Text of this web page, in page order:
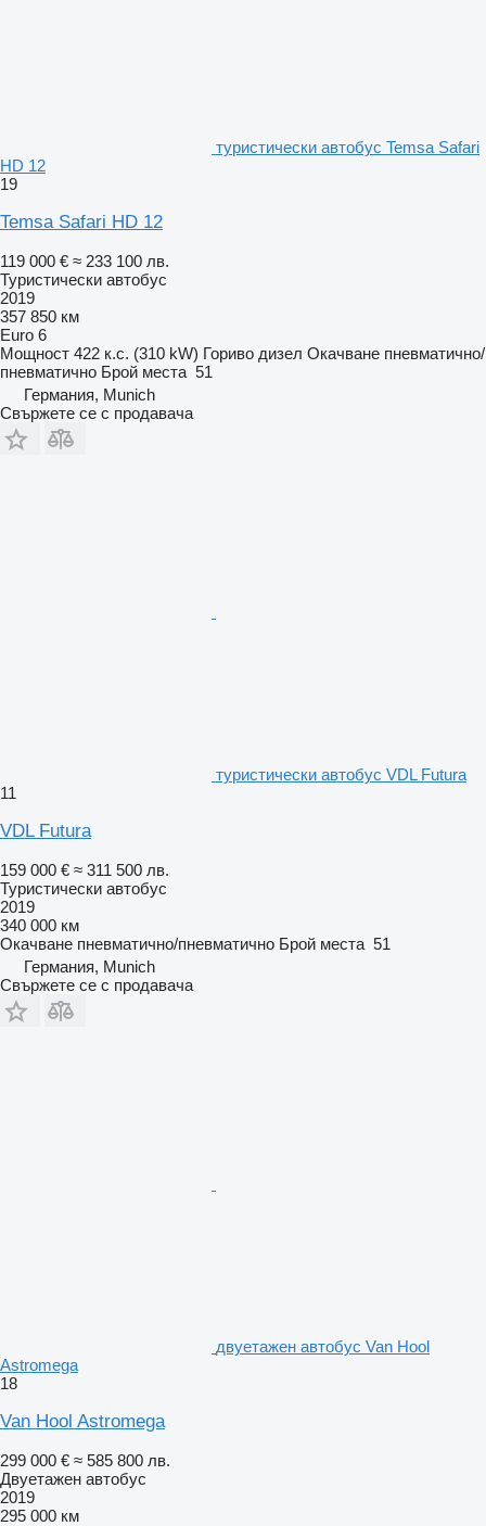
туристически автобус Temsa Safari
HD 12
19
Temsa Safari HD 12
119 000 € ≈ 233 100 лв.
Туристически автобус
2019
357 850 км
Euro 6
Мощност 422 к.с. (310 kW) Гориво дизел Окачване пневматично/
пневматично Брой места 51
Германия, Munich
Свържете се с продавача
туристически автобус VDL Futura
11
VDL Futura
159 000 € ≈ 311 500 лв.
Туристически автобус
2019
340 000 км
Окачване пневматично/пневматично Брой места 51
Германия, Munich
Свържете се с продавача
двуетажен автобус Van Hool
Astromega
18
Van Hool Astromega
299 000 € ≈ 585 800 лв.
Двуетажен автобус
2019
295 000 км